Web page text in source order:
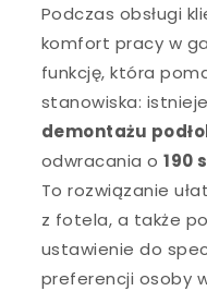
Podczas obsługi
komfort pracy w
funkcję, która
stanowiska: istnieje
demontażu
odwracania o190
To rozwiązanie
z fotela, a także
ustawienie do
preferencji osoby